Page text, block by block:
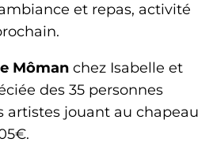
et repas, activité
Môman chez Isabelle et
des 35 personnes
artistes jouant au chapeau